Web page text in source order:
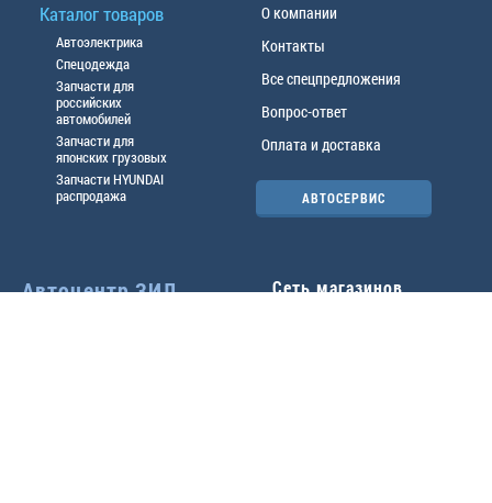
Каталог товаров
Автоэлектрика
Спецодежда
Запчасти для
российских
автомобилей
Запчасти для
японских грузовых
Запчасти HYUNDAI
распродажа
О компании
Контакты
Все спецпредложения
Вопрос-ответ
Оплата и доставка
АВТОСЕРВИС
Автоцентр ЗИЛ
Сеть магазинов